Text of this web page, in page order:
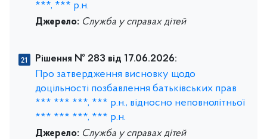
***, *** р.н.
Джерело: Служба у справах дітей
Рішення № 283 від 17.06.2026:
Про затвердження висновку щодо
доцільності позбавлення батьківських прав
*** *** ***, *** р.н., відносно неповнолітньої
*** *** ***, *** р.н.
Джерело: Служба у справах дітей